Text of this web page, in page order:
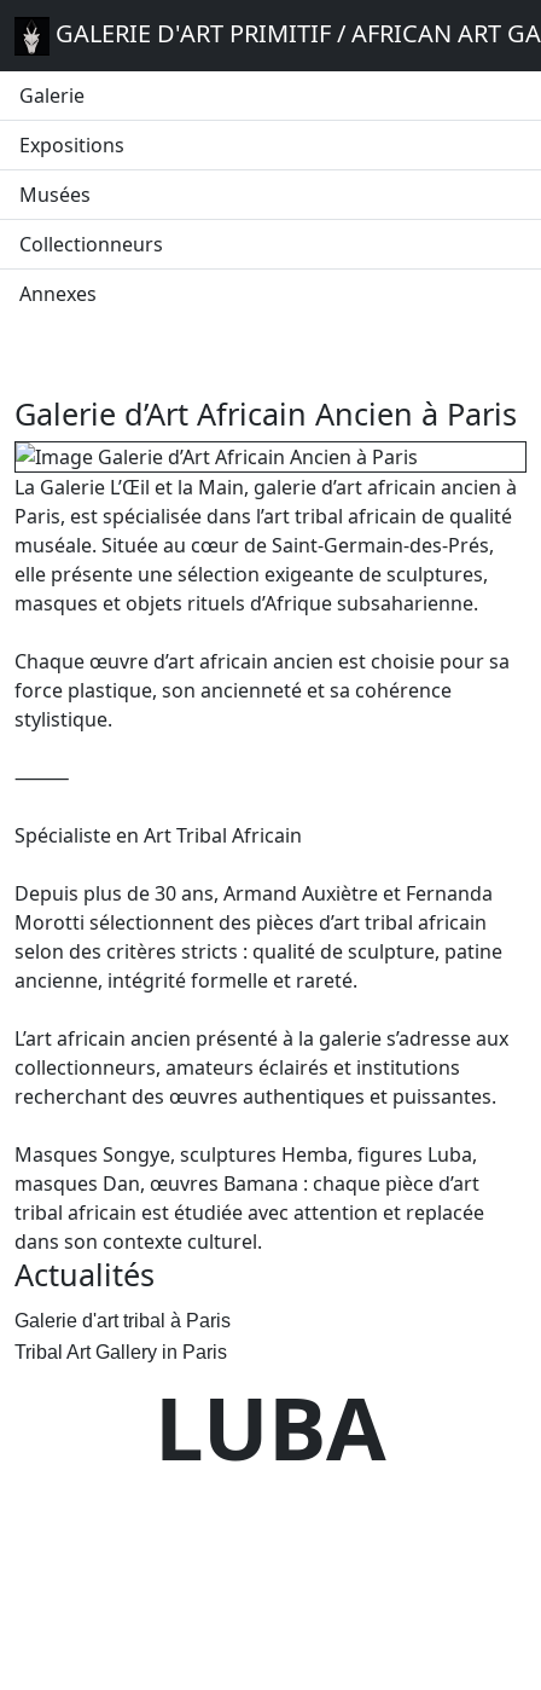
GALERIE D'ART PRIMITIF / AFRICAN ART
Galerie
Expositions
Musées
Collectionneurs
Annexes
Galerie d’Art Africain Ancien à Paris
La Galerie L’Œil et la Main, galerie d’art africain ancien à
Paris, est spécialisée dans l’art tribal africain de qualité
muséale. Située au cœur de Saint-Germain-des-Prés,
elle présente une sélection exigeante de sculptures,
masques et objets rituels d’Afrique subsaharienne.
Chaque œuvre d’art africain ancien est choisie pour sa
force plastique, son ancienneté et sa cohérence
stylistique.
⸻
Spécialiste en Art Tribal Africain
Depuis plus de 30 ans, Armand Auxiètre et Fernanda
Morotti sélectionnent des pièces d’art tribal africain
selon des critères stricts : qualité de sculpture, patine
ancienne, intégrité formelle et rareté.
L’art africain ancien présenté à la galerie s’adresse aux
collectionneurs, amateurs éclairés et institutions
recherchant des œuvres authentiques et puissantes.
Masques Songye, sculptures Hemba, figures Luba,
masques Dan, œuvres Bamana : chaque pièce d’art
tribal africain est étudiée avec attention et replacée
dans son contexte culturel.
Actualités
Galerie d'art tribal à Paris
Tribal Art Gallery in Paris
LUBA